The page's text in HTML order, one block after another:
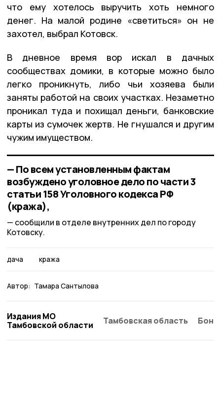
что ему хотелось выручить хоть немного
денег. На малой родине «светиться» он не
захотел, выбрал Котовск.
В дневное время вор искал в дачных
сообществах домики, в которые можно было
легко проникнуть, либо чьи хозяева были
заняты работой на своих участках. Незаметно
проникал туда и похищал деньги, банковские
карты из сумочек жертв. Не гнушался и другим
чужим имуществом.
— По всем установленным фактам
возбуждено уголовное дело по части 3
статьи 158 Уголовного кодекса РФ
(кража),
сообщили в отделе внутренних дел по городу
Котовску.
дача кража
Автор: Тамара Сантылова
Издания МО
Тамбовской области
Тамбовская область